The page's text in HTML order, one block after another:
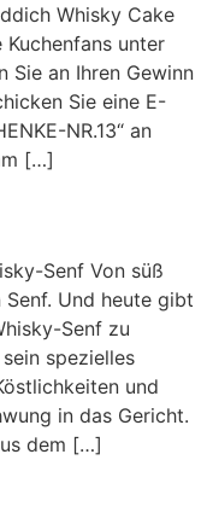
Whisky Cake
unter
Sie an Ihren Gewinn
Sie eine E-
NR.13“ an
[…]
Senf Von süß
Und heute gibt
Senf zu
spezielles
und
in das Gericht.
dem […]